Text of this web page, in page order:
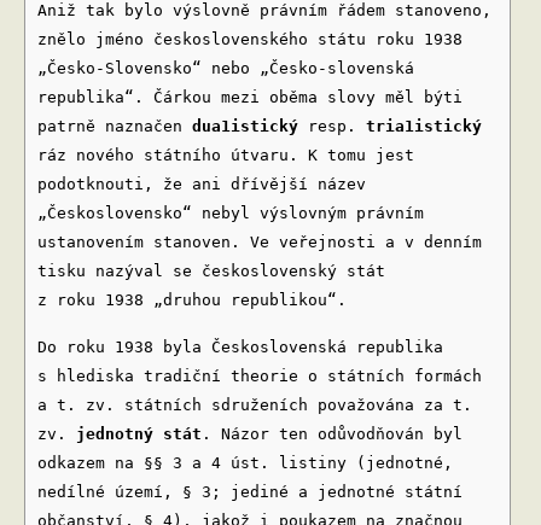
Aniž tak bylo výslovně právním řádem stanoveno,
znělo jméno československého státu roku 1938
„Česko-Slovensko“ nebo „Česko-slovenská
republika“. Čárkou mezi oběma slovy měl býti
patrně naznačen dua1istický resp. tria1istický
ráz nového státního útvaru. K tomu jest
podotknouti, že ani dřívější název
„Československo“ nebyl výslovným právním
ustanovením stanoven. Ve veřejnosti a v denním
tisku nazýval se československý stát
z roku 1938 „druhou republikou“.
Do roku 1938 byla Československá republika
s hlediska tradiční theorie o státních formách
a t. zv. státních sdruženích považována za t.
zv. jednotný stát . Názor ten odůvodňován byl
odkazem na §§ 3 a 4 úst. listiny (jednotné,
nedílné území, § 3; jediné a jednotné státní
občanství, § 4), jakož i poukazem na značnou